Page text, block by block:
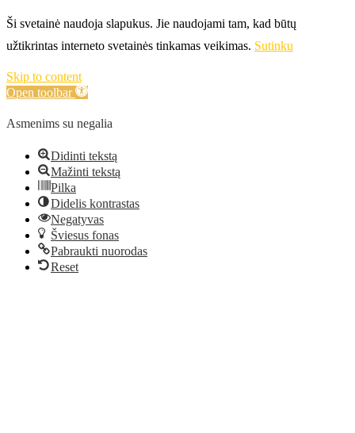
Ši svetainė naudoja slapukus. Jie naudojami tam, kad būtų
užtikrintas interneto svetainės tinkamas veikimas. Sutinku
Skip to content
Open toolbar
Asmenims su negalia
Didinti tekstą
Mažinti tekstą
Pilka
Didelis kontrastas
Negatyvas
Šviesus fonas
Pabraukti nuorodas
Reset